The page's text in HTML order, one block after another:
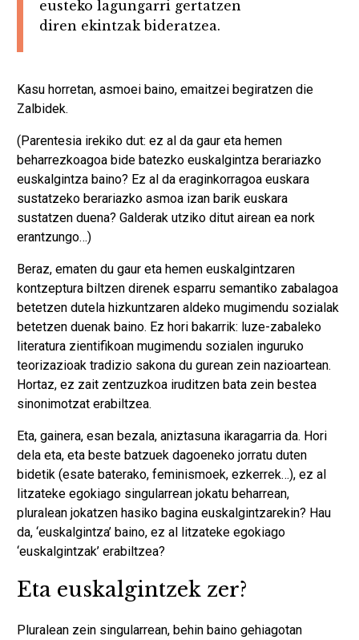
eusteko lagungarri gertatzen
diren ekintzak bideratzea.
Kasu horretan, asmoei baino, emaitzei begiratzen die
Zalbidek.
(Parentesia irekiko dut: ez al da gaur eta hemen
beharrezkoagoa bide batezko euskalgintza berariazko
euskalgintza baino? Ez al da eraginkorragoa euskara
sustatzeko berariazko asmoa izan barik euskara
sustatzen duena? Galderak utziko ditut airean ea nork
erantzungo…)
Beraz, ematen du gaur eta hemen euskalgintzaren
kontzeptura biltzen direnek esparru semantiko zabalagoa
betetzen dutela hizkuntzaren aldeko mugimendu sozialak
betetzen duenak baino. Ez hori bakarrik: luze-zabaleko
literatura zientifikoan mugimendu sozialen inguruko
teorizazioak tradizio sakona du gurean zein nazioartean.
Hortaz, ez zait zentzuzkoa iruditzen bata zein bestea
sinonimotzat erabiltzea.
Eta, gainera, esan bezala, aniztasuna ikaragarria da. Hori
dela eta, eta beste batzuek dagoeneko jorratu duten
bidetik (esate baterako, feminismoek, ezkerrek…), ez al
litzateke egokiago singularrean jokatu beharrean,
pluralean jokatzen hasiko bagina euskalgintzarekin? Hau
da, ‘euskalgintza’ baino, ez al litzateke egokiago
‘euskalgintzak’ erabiltzea?
Eta euskalgintzek zer?
Pluralean zein singularrean, behin baino gehiagotan